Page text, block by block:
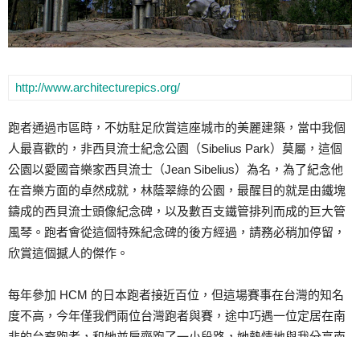
http://www.architecturepics.org/
跑者通過市區時，不妨駐足欣賞這座城市的美麗建築，當中我個
人最喜歡的，非西貝流士紀念公園（Sibelius Park）莫屬，這個
公園以愛國音樂家西貝流士（Jean Sibelius）為名，為了紀念他
在音樂方面的卓然成就，林蔭翠綠的公園，最醒目的就是由鐵塊
鑄成的西貝流士頭像紀念碑，以及數百支鐵管排列而成的巨大管
風琴。跑者會從這個特殊紀念碑的後方經過，請務必稍加停留，
欣賞這個撼人的傑作。
每年參加 HCM 的日本跑者接近百位，但這場賽事在台灣的知名
度不高，今年僅我們兩位台灣跑者與賽，途中巧遇一位定居在南